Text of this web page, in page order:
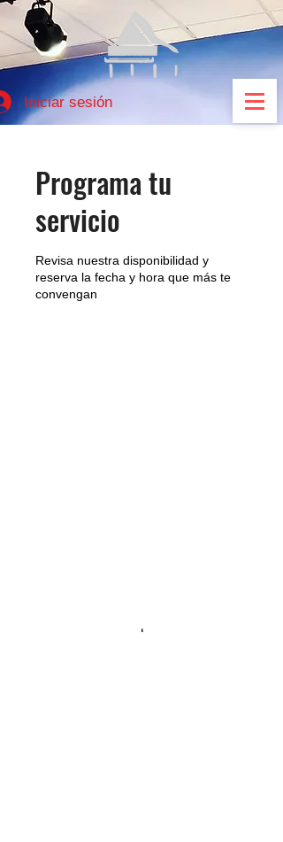
Iniciar sesión
Programa tu
servicio
Revisa nuestra disponibilidad y
reserva la fecha y hora que más te
convengan